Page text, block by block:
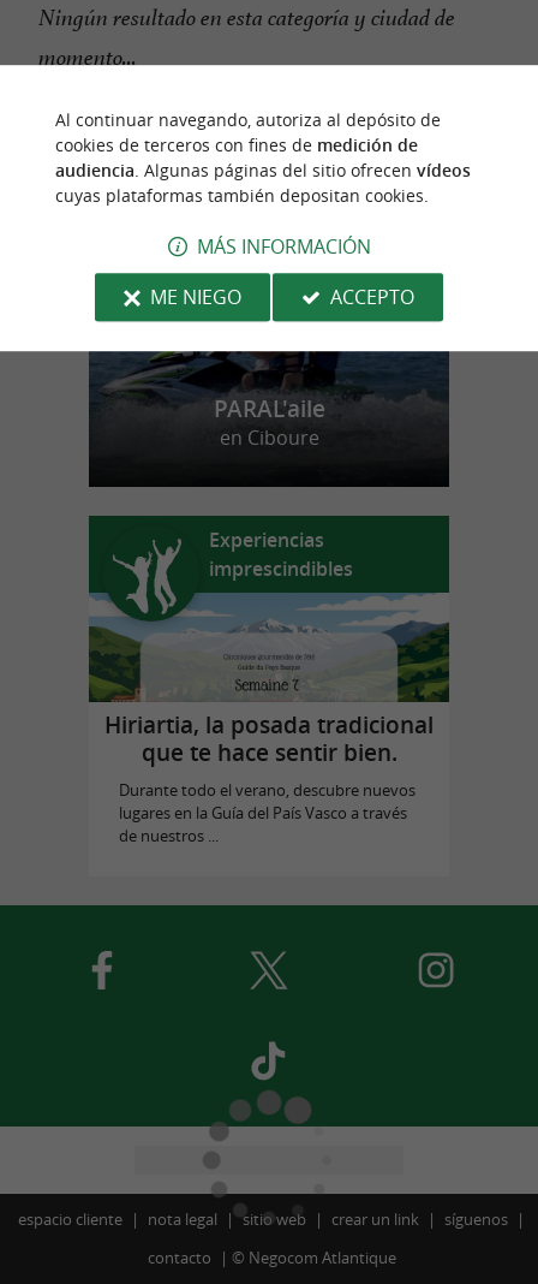
Ningún resultado en esta categoría y ciudad de
momento...
n
u
e
s
t
r
o
f
a
v
o
r
i
t
o
PARAL'aile
en Ciboure
Experiencias
imprescindibles
Hiriartia, la posada tradicional
que te hace sentir bien.
Durante todo el verano, descubre nuevos
lugares en la Guía del País Vasco a través
de nuestros ...
espacio cliente nota legal sitio web crear un link
síguenos
contacto
© Negocom Atlantique
Al continuar navegando, autoriza al depósito de
cookies de terceros con fines de medición de
audiencia. Algunas páginas del sitio ofrecen vídeos
cuyas plataformas también depositan cookies.
MÁS INFORMACIÓN
ME NIEGO
ACCEPTO